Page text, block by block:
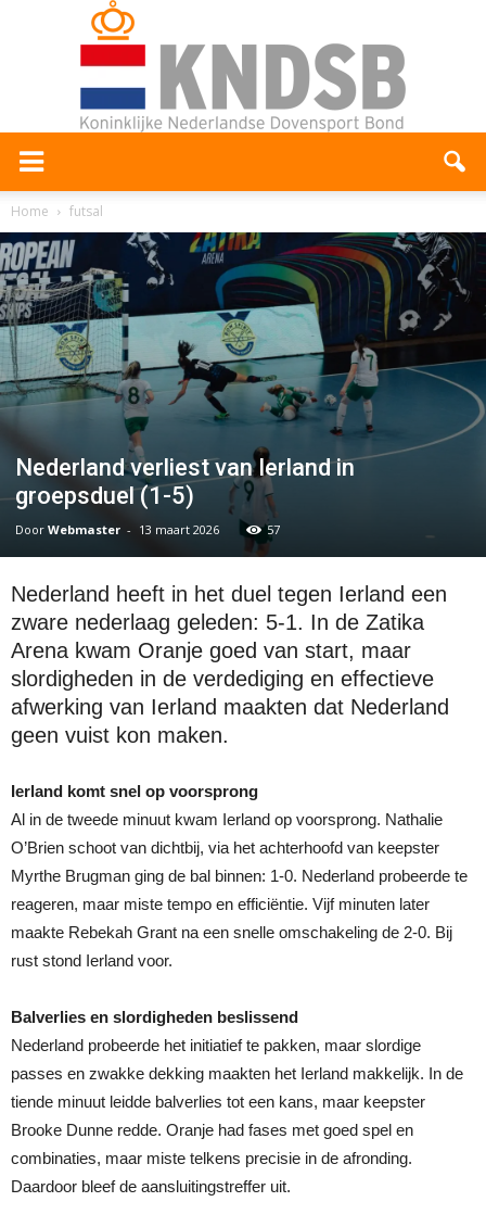
Home futsal
Nederland verliest van Ierland in
groepsduel (1-5)
Door Webmaster - 13 maart 2026 57
Nederland heeft in het duel tegen Ierland een
zware nederlaag geleden: 5-1. In de Zatika
Arena kwam Oranje goed van start, maar
slordigheden in de verdediging en effectieve
afwerking van Ierland maakten dat Nederland
geen vuist kon maken.
Ierland komt snel op voorsprong
Al in de tweede minuut kwam Ierland op voorsprong. Nathalie
O’Brien schoot van dichtbij, via het achterhoofd van keepster
Myrthe Brugman ging de bal binnen: 1-0. Nederland probeerde te
reageren, maar miste tempo en efficiëntie. Vijf minuten later
maakte Rebekah Grant na een snelle omschakeling de 2-0. Bij
rust stond Ierland voor.
Balverlies en slordigheden beslissend
Nederland probeerde het initiatief te pakken, maar slordige
passes en zwakke dekking maakten het Ierland makkelijk. In de
tiende minuut leidde balverlies tot een kans, maar keepster
Brooke Dunne redde. Oranje had fases met goed spel en
combinaties, maar miste telkens precisie in de afronding.
Daardoor bleef de aansluitingstreffer uit.